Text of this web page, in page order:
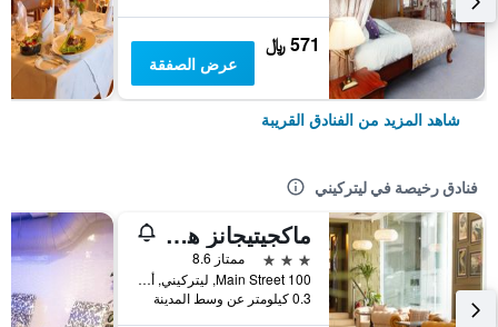
571 ﷼
عرض الصفقة
شاهد المزيد من الفنادق القريبة
فنادق رخيصة في ليتركيني
ماكجيتيجانز هوتل ليتيركيني
3 نجوم
ممتاز 8.6
100 Main Street, ليتركيني, أيرلندا
0.3 كيلومتر عن وسط المدينة